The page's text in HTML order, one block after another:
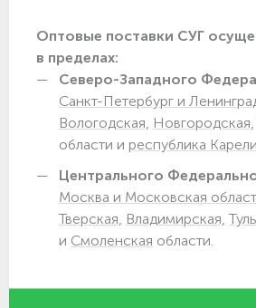
Оптовые поставки СУГ
в пределах:
Северо-Западного
Санкт-Петербург и
Вологодская, Новгородская,
области и республика
Центрального
Москва и Московская
Тверская, Владимирская,
и Смоленская области.